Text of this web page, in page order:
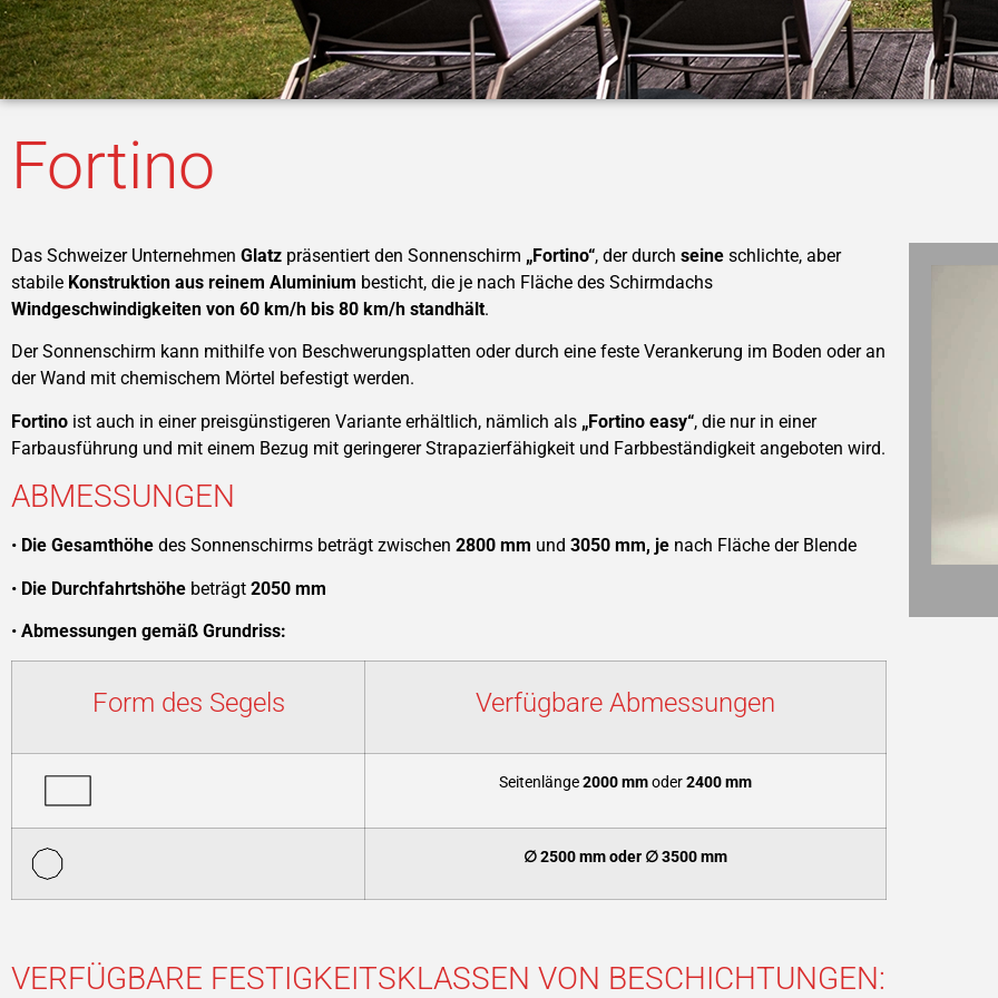
Fortino
Das Schweizer Unternehmen Glatz präsentiert den Sonnenschirm „Fortino“, der durch seine schlichte, aber
stabile Konstruktion aus reinem Aluminium besticht, die je nach Fläche des Schirmdachs
Windgeschwindigkeiten von 60 km/h bis 80 km/h standhält.
Der Sonnenschirm kann mithilfe von Beschwerungsplatten oder durch eine feste Verankerung im Boden oder an
der Wand mit chemischem Mörtel befestigt werden.
Fortino ist auch in einer preisgünstigeren Variante erhältlich, nämlich als „Fortino easy“, die nur in einer
Farbausführung und mit einem Bezug mit geringerer Strapazierfähigkeit und Farbbeständigkeit angeboten wird.
ABMESSUNGEN
• Die Gesamthöhe des Sonnenschirms beträgt zwischen 2800 mm und 3050 mm, je nach Fläche der Blende
• Die Durchfahrtshöhe beträgt 2050 mm
• Abmessungen gemäß Grundriss:
Form des Segels Verfügbare Abmessungen
Seitenlänge2000 mmoder2400 mm
∅2500 mm oder ∅ 3500 mm
VERFÜGBARE FESTIGKEITSKLASSEN VON BESCHICHTUNGEN: